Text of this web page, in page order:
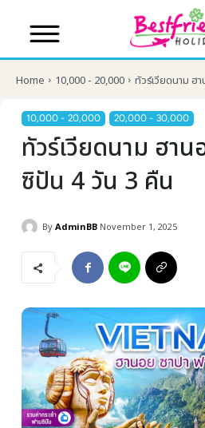
เส้นทางที่ต้องการ
Home 10,000 - 20,000 ทัวร์เวียดนาม ฮ
10,000 - 20,000 20,000 - 30,000
ทัวร์เวียดนาม ฮา
ซิปัน 4 วัน 3 คืน
By AdminBB November 1, 2025